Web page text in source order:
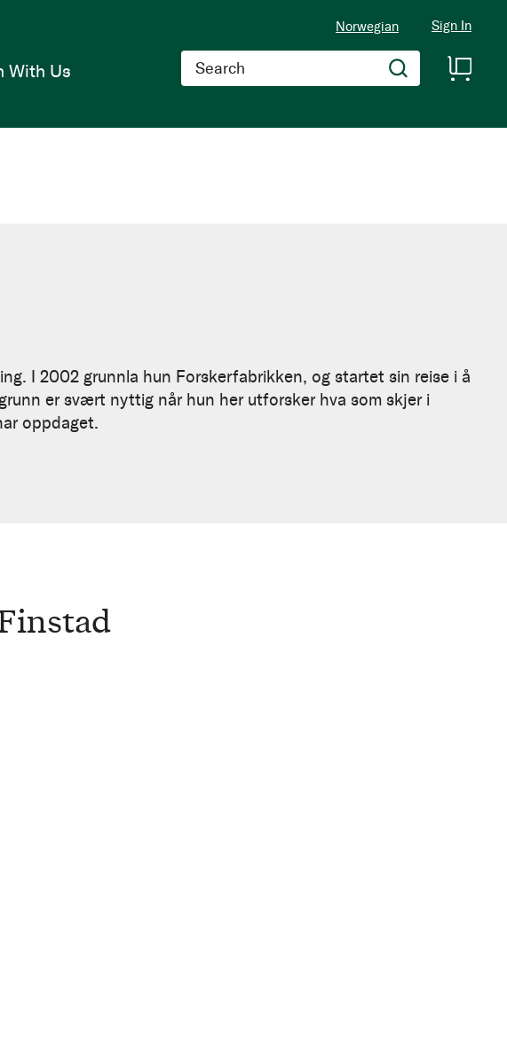
Norwegian Sign In
Search
With Us
I 2002 grunnla hun Forskerfabrikken, og startet sin reise i å
er svært nyttig når hun her utforsker hva som skjer i
oppdaget.